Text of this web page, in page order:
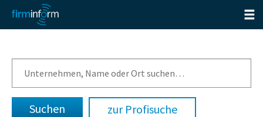
zur Profisuche